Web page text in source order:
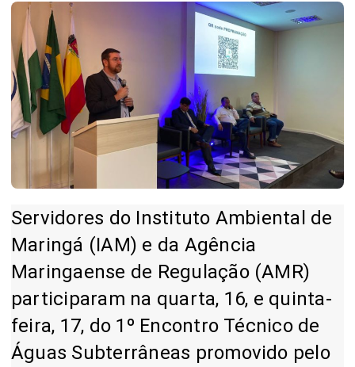
Servidores do Instituto Ambiental de
Maringá (IAM) e da Agência
Maringaense de Regulação (AMR)
participaram na quarta, 16, e quinta-
feira, 17, do 1º Encontro Técnico de
Águas Subterrâneas promovido pelo